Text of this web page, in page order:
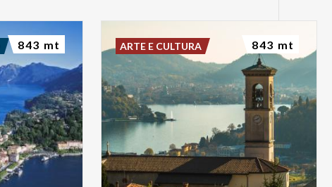
843 mt ARTE E CULTURA 843 mt